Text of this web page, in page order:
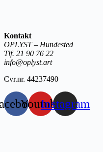
Kontakt
OPLYST – Hundested
Tlf. 21 90 76 22
info@oplyst.art
Cvr.nr. 44237490
YoutubeInstagram